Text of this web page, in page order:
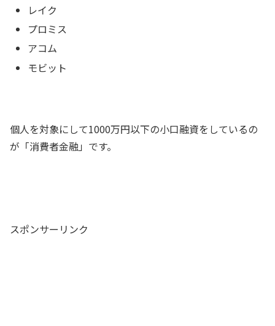
レイク
プロミス
アコム
モビット
個人を対象にして1000万円以下の小口融資をしているの
が「消費者金融」です。
スポンサーリンク